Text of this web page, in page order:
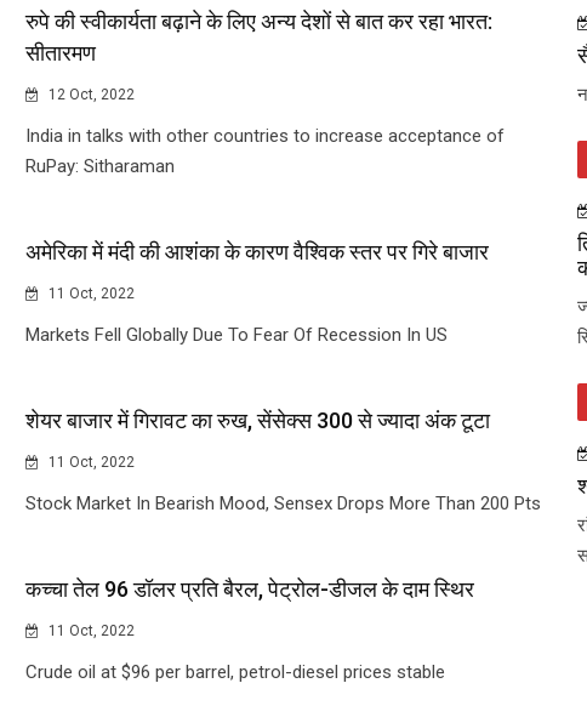
रुपे की स्वीकार्यता बढ़ाने के लिए अन्य देशों से बात कर रहा भारत:
सीतारमण
12 Oct, 2022
India in talks with other countries to increase acceptance of
RuPay: Sitharaman
अमेरिका में मंदी की आशंका के कारण वैश्विक स्तर पर गिरे बाजार
11 Oct, 2022
Markets Fell Globally Due To Fear Of Recession In US
शेयर बाजार में गिरावट का रुख, सेंसेक्स 300 से ज्यादा अंक टूटा
11 Oct, 2022
Stock Market In Bearish Mood, Sensex Drops More Than 200 Pts
कच्चा तेल 96 डॉलर प्रति बैरल, पेट्रोल-डीजल के दाम स्थिर
11 Oct, 2022
Crude oil at $96 per barrel, petrol-diesel prices stable